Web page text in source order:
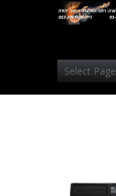
Select Page